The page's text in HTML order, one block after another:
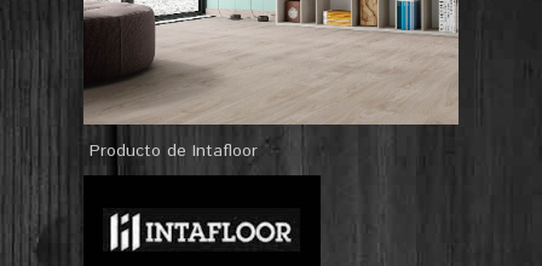
Producto de Intafloor